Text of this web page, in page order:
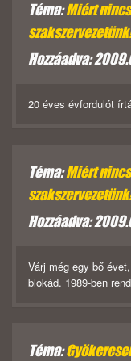
Téma:Miért
Hozzáadva:
20 éves évfordulót
Téma:Miért
Hozzáadva:
Várj még egy bő
blokád. 1989-ben
Téma: